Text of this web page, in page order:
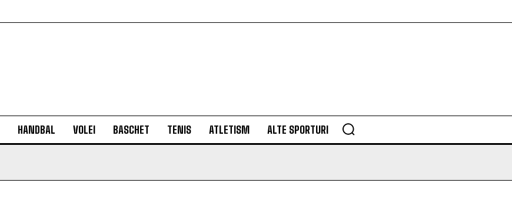
HANDBAL VOLEI BASCHET TENIS ATLETISM ALTE SPORTURI